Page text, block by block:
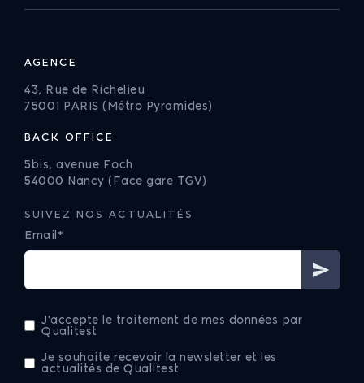
AGENCE
43, Rue de Richelieu
75001 PARIS (Métro Pyramides)
BACK OFFICE
5bis, avenue Foch
54000 Nancy (Face gare TGV)
SUIVEZ NOS ACTUALITÉS
Email*
J'accepte le traitement de mes données par
Qualitest
Je souhaite recevoir la newsletter et les
actualités de Qualitest